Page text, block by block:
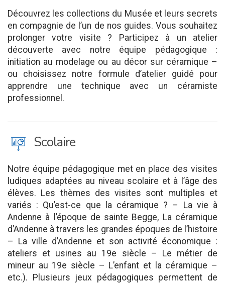
Découvrez les collections du Musée et leurs secrets
en compagnie de l’un de nos guides. Vous souhaitez
prolonger votre visite ? Participez à un atelier
découverte avec notre équipe pédagogique :
initiation au modelage ou au décor sur céramique –
ou choisissez notre formule d’atelier guidé pour
apprendre une technique avec un céramiste
professionnel.
J Scolaire
Notre équipe pédagogique met en place des visites
ludiques adaptées au niveau scolaire et à l’âge des
élèves. Les thèmes des visites sont multiples et
variés : Qu’est-ce que la céramique ? – La vie à
Andenne à l’époque de sainte Begge, La céramique
d’Andenne à travers les grandes époques de l’histoire
– La ville d’Andenne et son activité économique :
ateliers et usines au 19e siècle – Le métier de
mineur au 19e siècle – L’enfant et la céramique –
etc.). Plusieurs jeux pédagogiques permettent de